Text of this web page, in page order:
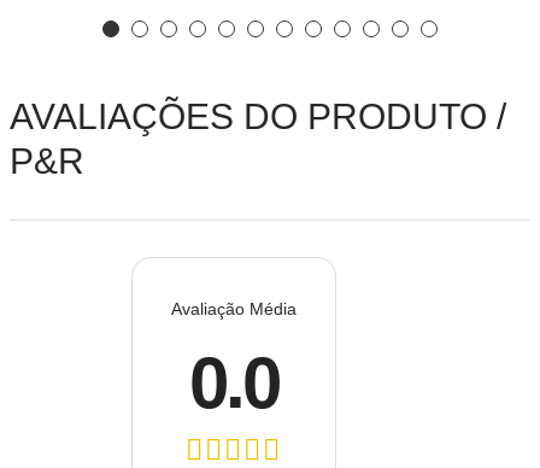
AVALIAÇÕES DO PRODUTO /
P&R
Avaliação Média
0.0